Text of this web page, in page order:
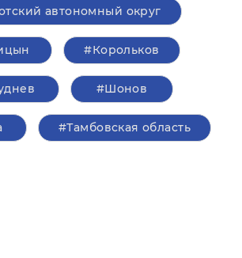
автономный округ
#Корольков
#Шонов
#Тамбовская область